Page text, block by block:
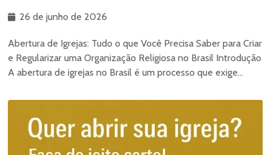
26 de junho de 2026
Abertura de Igrejas: Tudo o que Você Precisa Saber para Criar
e Regularizar uma Organização Religiosa no Brasil Introdução
A abertura de igrejas no Brasil é um processo que exige...